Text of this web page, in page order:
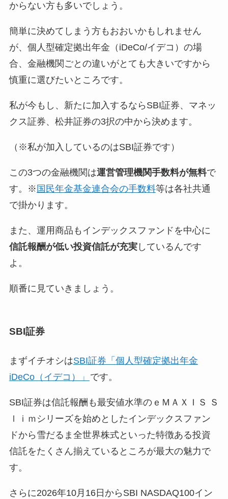
からない方も多いでしょう。
簡単に決めてしまう方もおおいかもしれません
が、個人型確定拠出年金（iDeCo/イデコ）の場
合、金融機関ごとの違いがとても大きいですから
慎重に選びたいところです。
私が今もし、新たに加入するならSBI証券、マネッ
クス証券、松井証券の3択の中から決めます。
（※私が加入しているのはSBI証券です）
この3つの金融機関は運営管理機関手数料が無料で
す。※ 国民年金基金連合会の手数料等は各社共通
で掛かります。
また、運用商品も インデックスファンドを中心に
信託報酬が低い投資信託が充実しているんです
よ。
順番に見ていきましょう。
SBI証券
まずイチオシはSBI証券「個人型確定拠出年金
iDeCo（イデコ）」 です。
SBI証券は信託報酬も最安値水準のｅＭＡＸＩＳ Ｓ
ｌｉｍシリーズを始めとしたインデックスファン
ドから雪だるま全世界株式といった特徴ある投資
信託をたくさん揃えているところが最大の魅力で
す。
さらに2026年10月16日からSBI NASDAQ100イン